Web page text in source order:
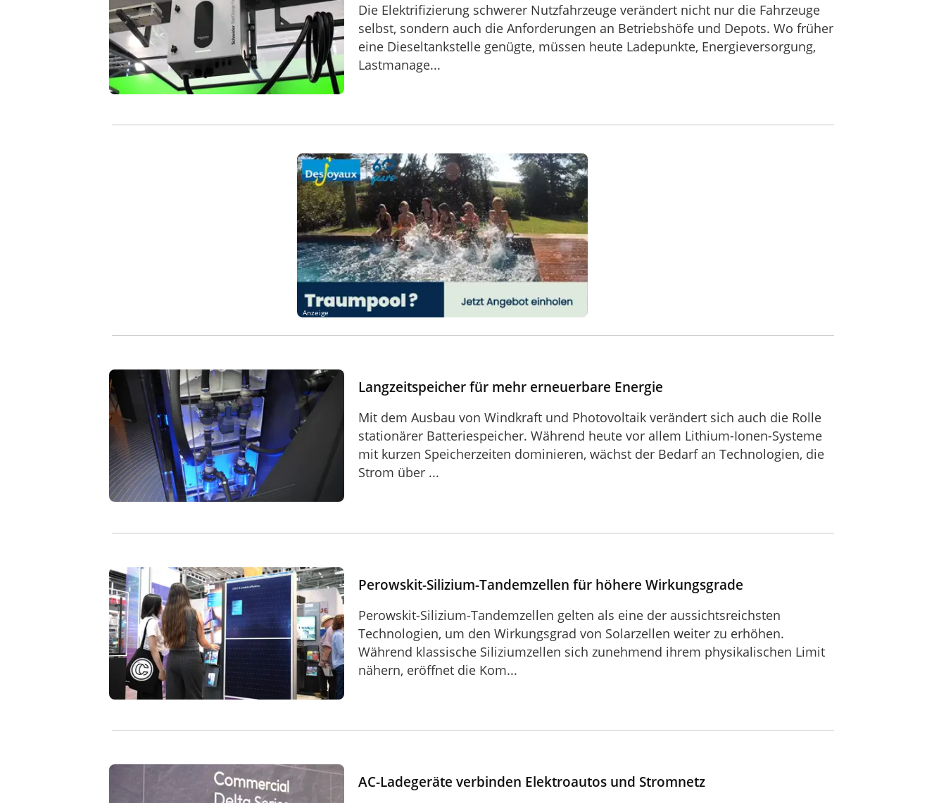
Die Elektrifizierung schwerer Nutzfahrzeuge verändert nicht nur die Fahrzeuge
selbst, sondern auch die Anforderungen an Betriebshöfe und Depots. Wo früher
eine Dieseltankstelle genügte, müssen heute Ladepunkte, Energieversorgung,
Lastmanage...
Anzeige
Langzeitspeicher für mehr erneuerbare Energie
Langzeitspeicher für mehr erneuerbare Energie
Mit dem Ausbau von Windkraft und Photovoltaik verändert sich auch die Rolle
stationärer Batteriespeicher. Während heute vor allem Lithium-Ionen-Systeme
mit kurzen Speicherzeiten dominieren, wächst der Bedarf an Technologien, die
Strom über ...
Perowskit-Silizium-Tandemzellen für höhere Wirkungsgrade
Perowskit-Silizium-Tandemzellen für höhere Wirkungsgrade
Perowskit-Silizium-Tandemzellen gelten als eine der aussichtsreichsten
Technologien, um den Wirkungsgrad von Solarzellen weiter zu erhöhen.
Während klassische Siliziumzellen sich zunehmend ihrem physikalischen Limit
nähern, eröffnet die Kom...
AC-Ladegeräte verbinden Elektroautos und Stromnetz
AC-Ladegeräte verbinden Elektroautos und Stromnetz